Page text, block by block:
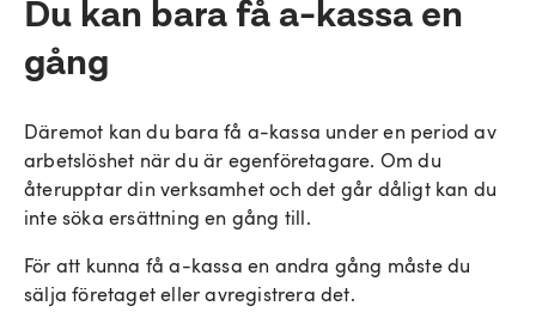
Du kan bara få a-kassa en
gång
Däremot kan du bara få a-kassa under en period av
arbetslöshet när du är egenföretagare. Om du
återupptar din verksamhet och det går dåligt kan du
inte söka ersättning en gång till.
För att kunna få a-kassa en andra gång måste du
sälja företaget eller avregistrera det.